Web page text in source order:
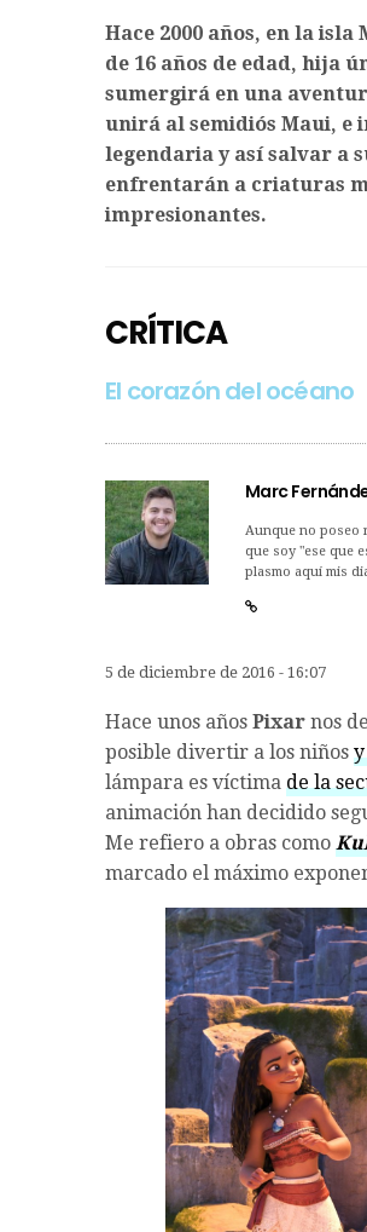
Hace 2000 años, en la
de 16 años de edad, hija
sumergirá en una
unirá al semidiós Maui, e
legendaria y así salvar a
enfrentarán a criaturas
impresionantes.
CRÍTICA
El corazón del océano
Marc
Aunque no poseo
que soy "ese que
plasmo aquí mis
5 de diciembre de 2016 - 16:07
Hace unos años Pixar nos
posible divertir a los niños
lámpara es víctima de la
animación han decidido
Me refiero a obras como
marcado el máximo